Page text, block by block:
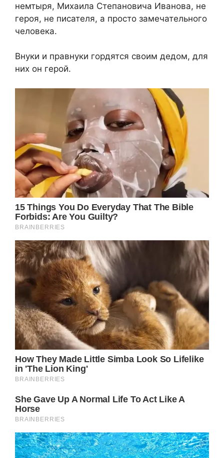
немтыря, Михаила Степановича Иванова, не
героя, не писателя, а просто замечательного
человека.
Внуки и правнуки гордятся своим дедом, для
них он герой.